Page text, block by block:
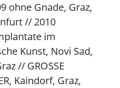
ohne Gnade, Graz,
// 2010
im
Kunst, Novi Sad,
// GROSSE
Kaindorf, Graz,